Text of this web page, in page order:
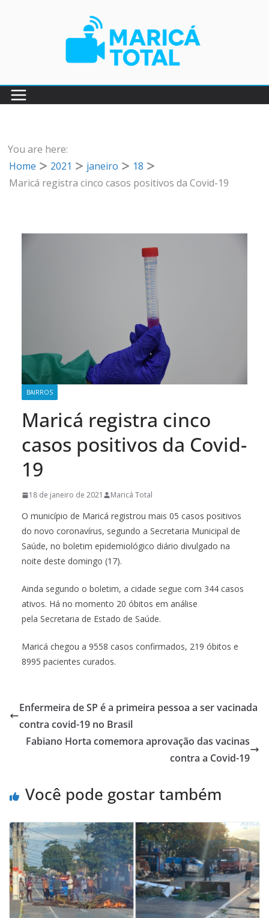
You are here:
Home
2021 janeiro
18
Maricá registra cinco casos positivos da Covid-19
BAIRROS
Maricá registra cinco
casos positivos da Covid-
19
18 de janeiro de 2021 Maricá Total
O município de Maricá registrou mais 05 casos positivos
do novo coronavírus, segundo a Secretaria Municipal de
Saúde, no boletim epidemiológico diário divulgado na
noite deste domingo (17).
Ainda segundo o boletim, a cidade segue com 344 casos
ativos. Há no momento 20 óbitos em análise
pela Secretaria de Estado de Saúde.
Maricá chegou a 9558 casos confirmados, 219 óbitos e
8995 pacientes curados.
Enfermeira de SP é a primeira pessoa a ser vacinada
contra covid-19 no Brasil
Fabiano Horta comemora aprovação das vacinas
contra a Covid-19
Você pode gostar também